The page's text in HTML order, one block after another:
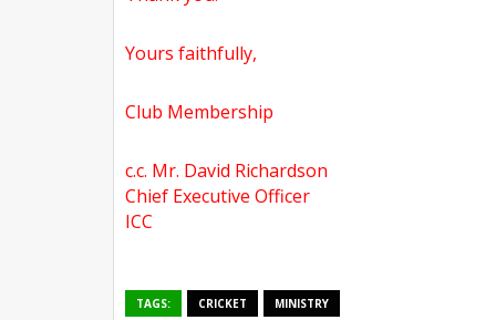
Yours faithfully,
Club Membership
c.c. Mr. David Richardson
Chief Executive Officer
ICC
TAGS: CRICKET MINISTRY